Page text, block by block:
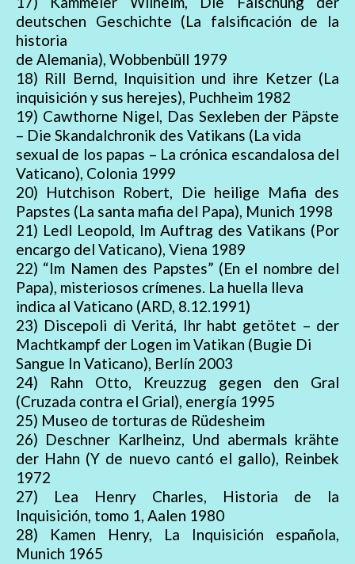
deutschen Geschichte (La falsificación de la
historia
de Alemania), Wobbenbüll 1979
18) Rill Bernd, Inquisition und ihre Ketzer (La
inquisición y sus herejes), Puchheim 1982
19) Cawthorne Nigel, Das Sexleben der Päpste
– Die Skandalchronik des Vatikans (La vida
sexual de los papas – La crónica escandalosa del
Vaticano), Colonia 1999
20) Hutchison Robert, Die heilige Mafia des
Papstes (La santa mafia del Papa), Munich 1998
21) Ledl Leopold, Im Auftrag des Vatikans (Por
encargo del Vaticano), Viena 1989
22) “Im Namen des Papstes” (En el nombre del
Papa), misteriosos crímenes. La huella lleva
indica al Vaticano (ARD, 8.12.1991)
23) Discepoli di Veritá, Ihr habt getötet – der
Machtkampf der Logen im Vatikan (Bugie Di
Sangue In Vaticano), Berlín 2003
24) Rahn Otto, Kreuzzug gegen den Gral
(Cruzada contra el Grial), energía 1995
25) Museo de torturas de Rüdesheim
26) Deschner Karlheinz, Und abermals krähte
der Hahn (Y de nuevo cantó el gallo), Reinbek
1972
27) Lea Henry Charles, Historia de la
Inquisición, tomo 1, Aalen 1980
28) Kamen Henry, La Inquisición española,
Munich 1965